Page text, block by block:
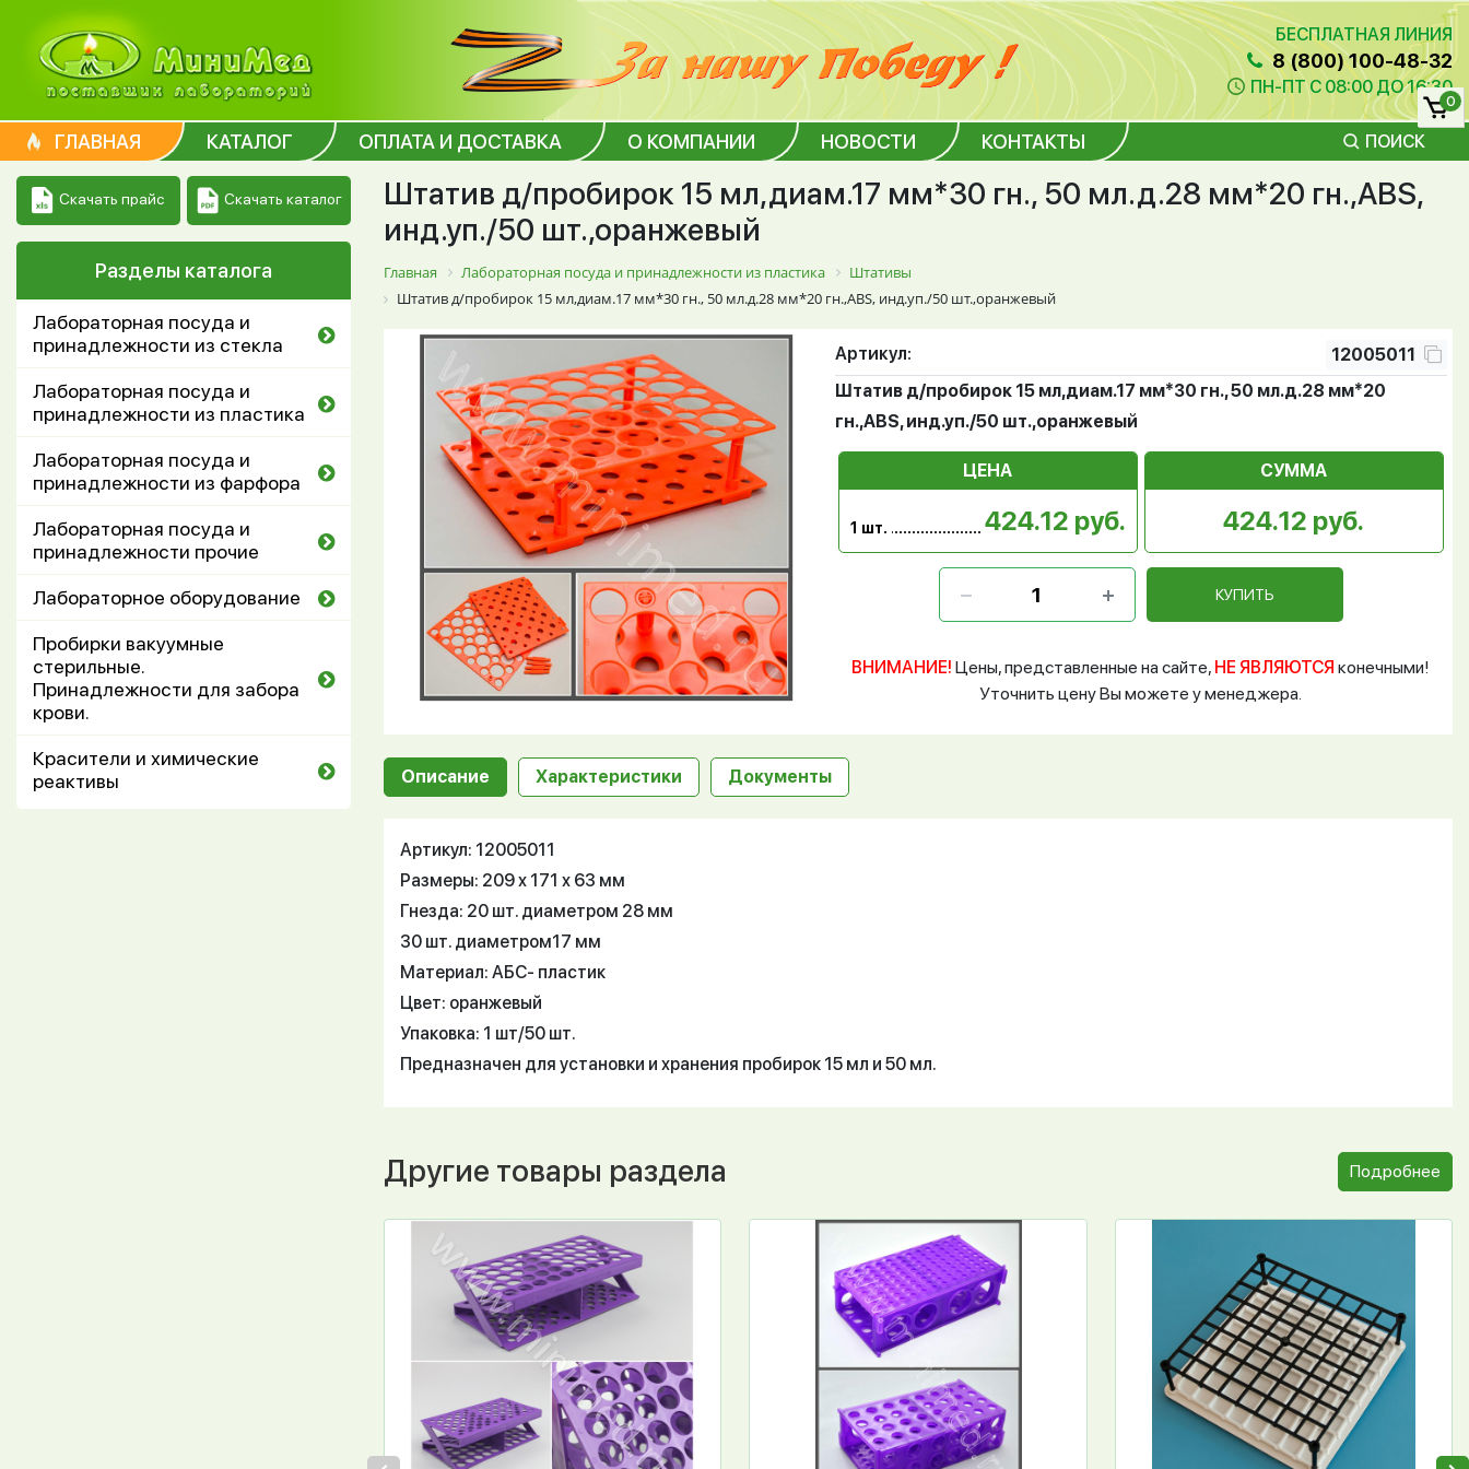
БЕСПЛАТНАЯ ЛИНИЯ
8 (800) 100-48-32
ПН-ПТ С 08:00 ДО 16:30
ГЛАВНАЯ КАТАЛОГ ОПЛАТА И ДОСТАВКА О КОМПАНИИ НОВОСТИ КОНТАКТЫ ПОИСК
0
Скачать прайс Скачать каталог
Разделы каталога
Лабораторная посуда и
принадлежности из стекла
Лабораторная посуда и
принадлежности из пластика
Лабораторная посуда и
принадлежности из фарфора
Лабораторная посуда и
принадлежности прочие
Лабораторное оборудование
Пробирки вакуумные
стерильные.
Принадлежности для забора
крови.
Красители и химические
реактивы
Штатив д/пробирок 15 мл,диам.17 мм*30 гн., 50 мл.д.28 мм*20 гн.,ABS,
инд.уп./50 шт.,оранжевый
Главная Лабораторная посуда и принадлежности из пластика
Штативы
Штатив д/пробирок 15 мл,диам.17 мм*30 гн., 50 мл.д.28 мм*20 гн.,ABS, инд.уп./50 шт.,оранжевый
Артикул:
12005011
Штатив д/пробирок 15 мл,диам.17 мм*30 гн., 50 мл.д.28 мм*20
гн.,ABS, инд.уп./50 шт.,оранжевый
ЦЕНА
1 шт. 424.12 руб.
СУММА
424.12 руб.
КУПИТЬ
ВНИМАНИЕ! Цены, представленные на сайте, НЕ ЯВЛЯЮТСЯ конечными!
Уточнить цену Вы можете у менеджера.
Описание Характеристики Документы
Артикул: 12005011
Размеры: 209 х 171 х 63 мм
Гнезда: 20 шт. диаметром 28 мм
30 шт. диаметром17 мм
Материал: АБС- пластик
Цвет: оранжевый
Упаковка: 1 шт/50 шт.
Предназначен для установки и хранения пробирок 15 мл и 50 мл.
Другие товары раздела Подробнее